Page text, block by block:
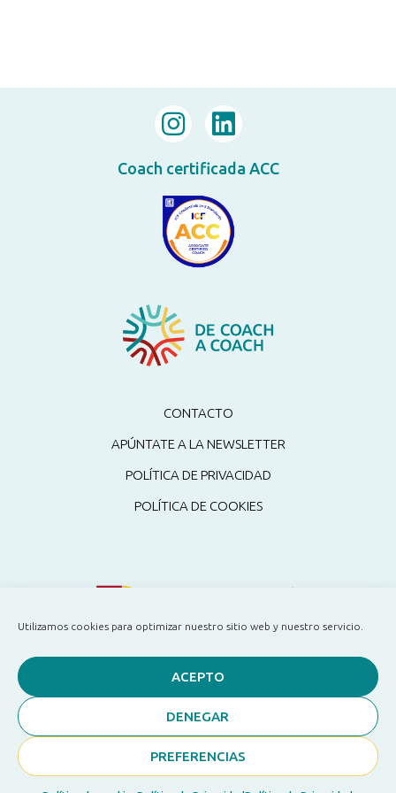
Utilizamos cookies para optimizar nuestro sitio web y nuestro servicio.
ACEPTO
DENEGAR
PREFERENCIAS
CONTACTO
APÚNTATE A LA NEWSLETTER
POLÍTICA DE PRIVACIDAD
POLÍTICA DE COOKIES
Coach certificada ACC
Copyright ©2024 Pati Sanchez
Diseñado por
ILUMINA TU WEB